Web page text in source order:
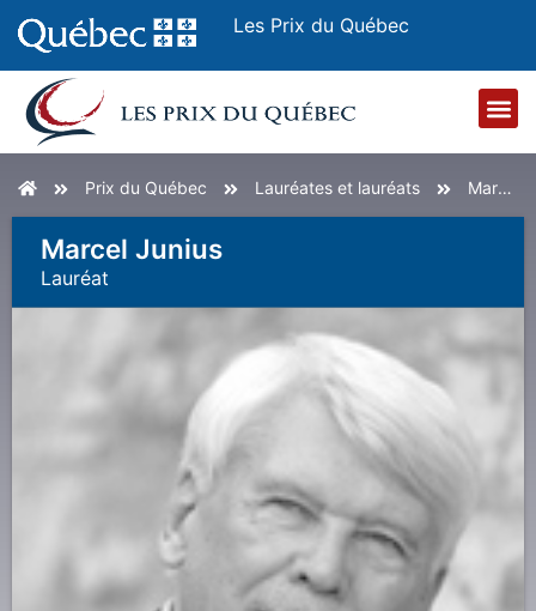
Les Prix du Québec
AccueilPrix du Québec Lauréates et lauréats Marcel Junius
Marcel Junius
Lauréat